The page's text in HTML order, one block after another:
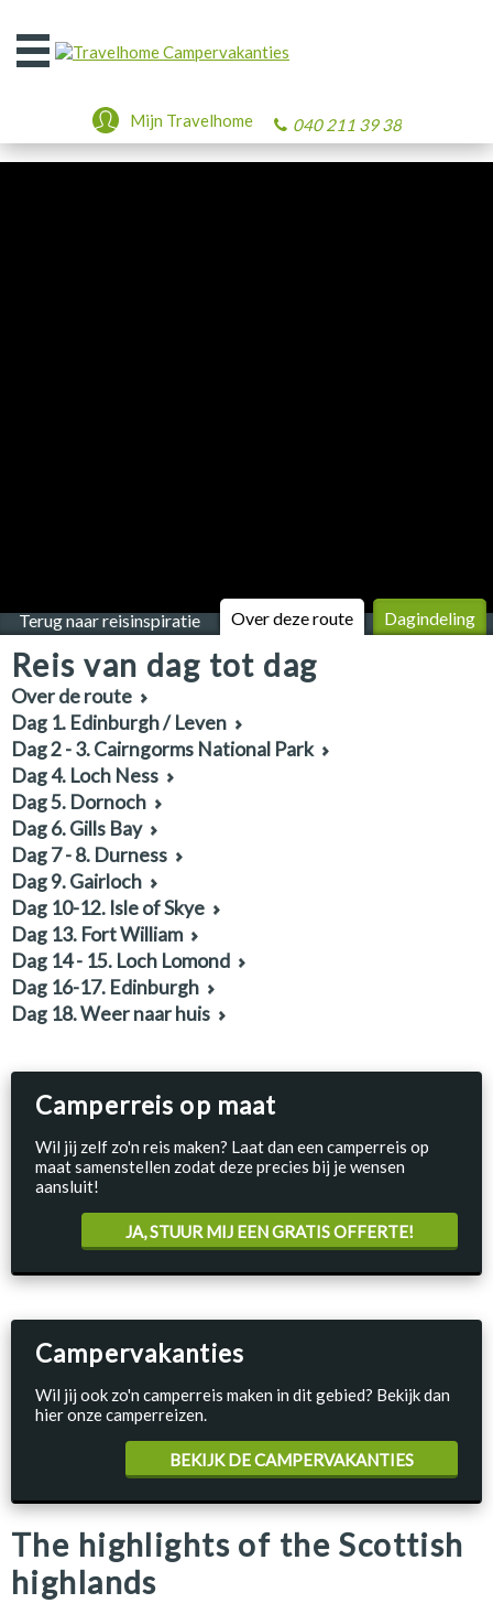
Open
het
040 211 39 38
Mijn Travelhome
Terug naar reisinspiratie Over deze route Dagindeling
The highlights of the Scottish
highlands
Reis van dag tot dag
Over de route
Dag 1. Edinburgh / Leven
Dag 2 - 3. Cairngorms National Park
Dag 4. Loch Ness
Dag 5. Dornoch
Dag 6. Gills Bay
Dag 7 - 8. Durness
Dag 9. Gairloch
Dag 10-12. Isle of Skye
Dag 13. Fort William
Dag 14 - 15. Loch Lomond
Dag 16-17. Edinburgh
Dag 18. Weer naar huis
Camperreis op maat
Wil jij zelf zo'n reis maken? Laat dan een camperreis op
maat samenstellen zodat deze precies bij je wensen
aansluit!
JA, STUUR MIJ EEN GRATIS OFFERTE!
Campervakanties
Wil jij ook zo'n camperreis maken in dit gebied? Bekijk dan
hier onze camperreizen.
BEKIJK DE CAMPERVAKANTIES